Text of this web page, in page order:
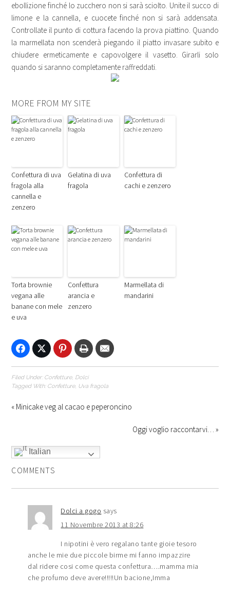
ebollizione finché lo zucchero non si sarà sciolto. Unite il succo di
limone e la cannella, e cuocete finché non si sarà addensata.
Controllate il punto di cottura facendo la prova piattino. Quando
la marmellata non scenderà piegando il piatto invasare subito e
chiudere ermeticamente e capovolgere il vasetto. Girarli solo
quando si saranno completamente raffreddati.
MORE FROM MY SITE
Confettura di uva
fragola alla
cannella e
zenzero
Gelatina di uva
fragola
Confettura di
cachi e zenzero
Torta brownie
vegana alle
banane con mele
e uva
Confettura
arancia e
zenzero
Marmellata di
mandarini
Filed Under: Confetture, Dolci
Tagged With: Confetture, Uva fragola
« Minicake veg al cacao e peperoncino
Oggi voglio raccontarvi… »
Italian
COMMENTS
Dolci a gogo says
11 Novembre 2013 at 8:26
I nipotini è vero regalano tante gioie tesoro
anche le mie due piccole birme mi fanno impazzire
dal ridere cosi come questa confettura….mamma mia
che profumo deve avere!!!!!Un bacione,Imma